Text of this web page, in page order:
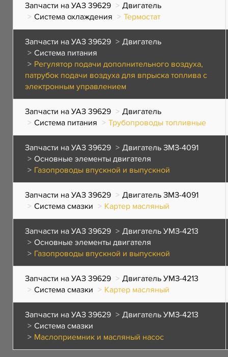
Запчасти на УАЗ 39629
Двигатель
Система охлаждения
Термостат
Запчасти на УАЗ 39629
Двигатель
Система питания
Регулятор подачи дополнительного воздуха,
патрубок подачи воздуха для впрыска топлива с
электронным управлением
Запчасти на УАЗ 39629
Двигатель
Система питания
Трубопроводы топливные
Запчасти на УАЗ 39629
Двигатель ЗМЗ-4091
Основные элементы двигателя
Газопроводы впускной и выпускной
Запчасти на УАЗ 39629
Двигатель ЗМЗ-4091
Система смазки
Картер масляный
Запчасти на УАЗ 39629
Двигатель УМЗ-4213
Основные элементы двигателя
Газопроводы впускной и выпускной
Запчасти на УАЗ 39629
Двигатель УМЗ-4213
Система смазки
Картер масляный
Запчасти на УАЗ 39629
Двигатель УМЗ-4213
Система смазки
Маслоприемник и масляный насос